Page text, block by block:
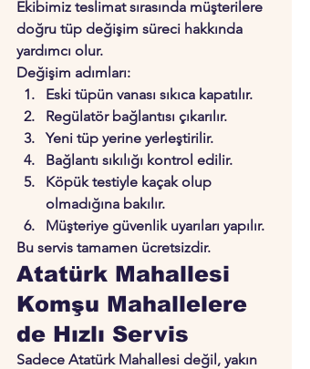
Ekibimiz teslimat sırasında müşterilere
doğru tüp değişim süreci hakkında
yardımcı olur.
Değişim adımları:
Eski tüpün vanası sıkıca kapatılır.
Regülatör bağlantısı çıkarılır.
Yeni tüp yerine yerleştirilir.
Bağlantı sıkılığı kontrol edilir.
Köpük testiyle kaçak olup
olmadığına bakılır.
Müşteriye güvenlik uyarıları yapılır.
Bu servis tamamen ücretsizdir.
Atatürk Mahallesi
Komşu Mahallelere
de Hızlı Servis
Sadece Atatürk Mahallesi değil, yakın